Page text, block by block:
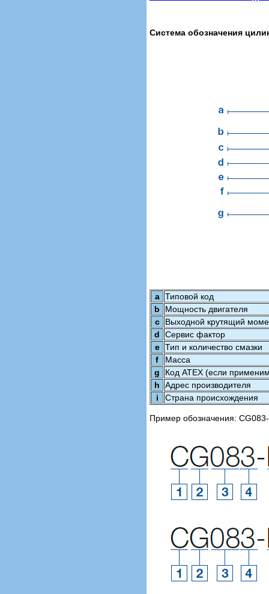
Система обозначения
a Типовой код
b
Мощность двигателя
c
Выходной крутящий
d
Сервис фактор
e Тип и количество смазки
f
Масса
g
Код ATEX (если
h
Адрес производителя
i
Страна происхождения
Пример обозначения: